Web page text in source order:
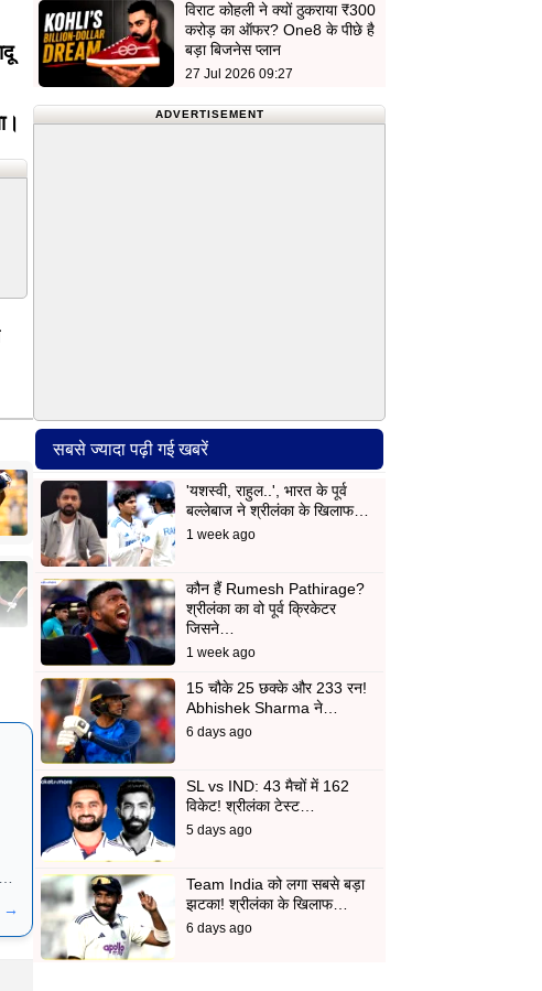
→
विराट कोहली ने क्यों ठुकराया ₹300
करोड़ का ऑफर? One8 के पीछे है
बड़ा बिजनेस प्लान
27 Jul 2026 09:27
ADVERTISEMENT
सबसे ज्यादा पढ़ी गई खबरें
'यशस्वी, राहुल..', भारत के पूर्व
बल्लेबाज ने श्रीलंका के खिलाफ…
1 week ago
कौन हैं Rumesh Pathirage?
श्रीलंका का वो पूर्व क्रिकेटर
जिसने…
1 week ago
15 चौके 25 छक्के और 233 रन!
Abhishek Sharma ने…
6 days ago
SL vs IND: 43 मैचों में 162
विकेट! श्रीलंका टेस्ट…
5 days ago
Team India को लगा सबसे बड़ा
झटका! श्रीलंका के खिलाफ…
6 days ago